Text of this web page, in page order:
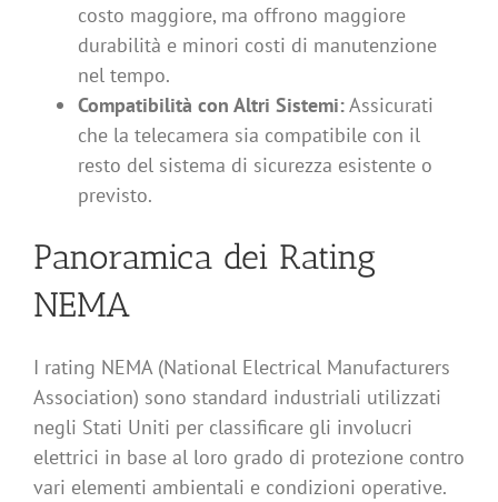
costo maggiore, ma offrono maggiore
durabilità e minori costi di manutenzione
nel tempo.
Compatibilità con Altri Sistemi:Assicurati
che la telecamera sia compatibile con il
resto del sistema di sicurezza esistente o
previsto.
Panoramica dei Rating
NEMA
I rating NEMA (National Electrical Manufacturers
Association) sono standard industriali utilizzati
negli Stati Uniti per classificare gli involucri
elettrici in base al loro grado di protezione contro
vari elementi ambientali e condizioni operative.